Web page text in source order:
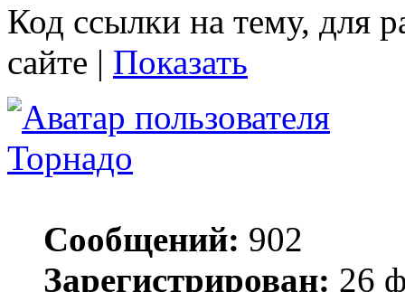
Код ссылки на тему, для
сайте | Показать
Торнадо
Сообщений: 902
Зарегистрирован: 26